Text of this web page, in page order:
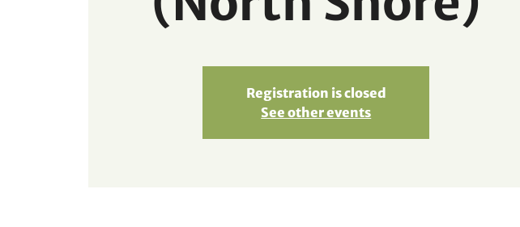
Registration is closed
See other events